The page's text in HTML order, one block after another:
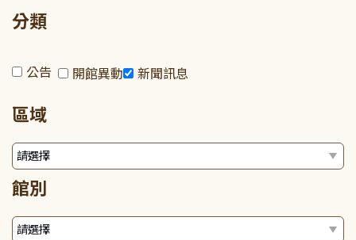
分類
公告 開館異動 新聞訊息
區域
館別